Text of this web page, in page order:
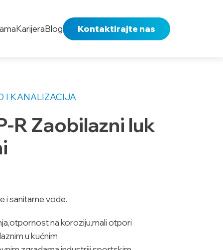
KarijeraBlog Kontaktirajte nas
R Zaobilazni luk
i sanitarne vode.
na koroziju,mali otpori
u kućnim
I KANALIZACIJA